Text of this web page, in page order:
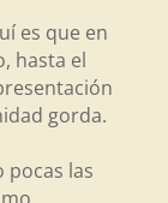
es que en
hasta el
gorda.
pocas las